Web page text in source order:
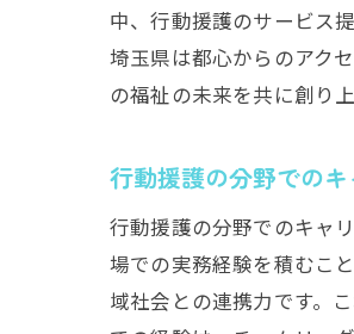
中、行動援護のサービス
埼玉県は都心からのアク
の福祉の未来を共に創り
行動援護の分野での
行動援護の分野でのキャ
場での実務経験を積むこ
域社会との連携力です。